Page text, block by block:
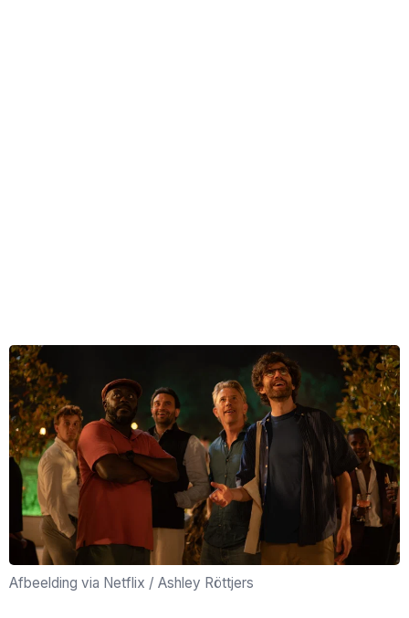
Afbeelding via Netflix / Ashley Röttjers